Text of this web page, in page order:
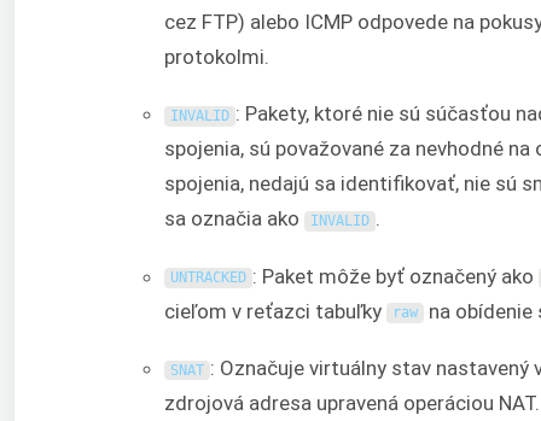
cez FTP) alebo ICMP odpovede na
protokolmi.
INVALID : Pakety, ktoré nie sú súčasťou
spojenia, sú považované za nevhodné
spojenia, nedajú sa identifikovať, nie sú
sa označia ako
INVALID .
UNTRACKED : Paket môže byť označený ako
cieľom v reťazci tabuľky
raw na obídenie
SNAT : Označuje virtuálny stav nastavený
zdrojová adresa upravená operáciou